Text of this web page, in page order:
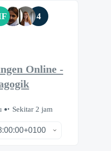
4
Online -
Sekitar 2 jam